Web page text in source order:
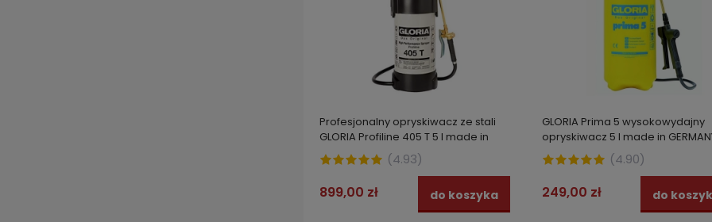
Profesjonalny opryskiwacz ze stali
GLORIA Profiline 405 T 5 l made in
GERMANY
(4.93)
899,00 zł do koszyka
GLORIA Prima 5 wysokowydajny
opryskiwacz 5 l made in
(4.90)
249,00 zł do